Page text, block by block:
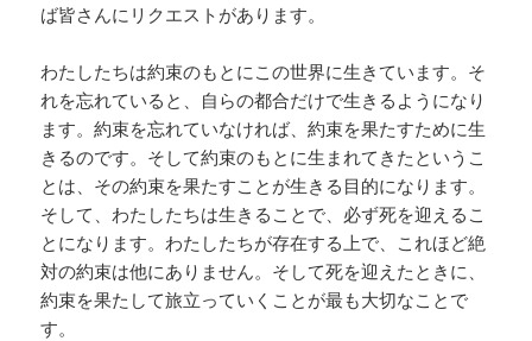
ば皆さんにリクエストがあります。
わたしたちは約束のもとにこの世界に生きています。そ
れを忘れていると、自らの都合だけで生きるようになり
ます。約束を忘れていなければ、約束を果たすために生
きるのです。そして約束のもとに生まれてきたというこ
とは、その約束を果たすことが生きる目的になります。
そして、わたしたちは生きることで、必ず死を迎えるこ
とになります。わたしたちが存在する上で、これほど絶
対の約束は他にありません。そして死を迎えたときに、
約束を果たして旅立っていくことが最も大切なことで
す。